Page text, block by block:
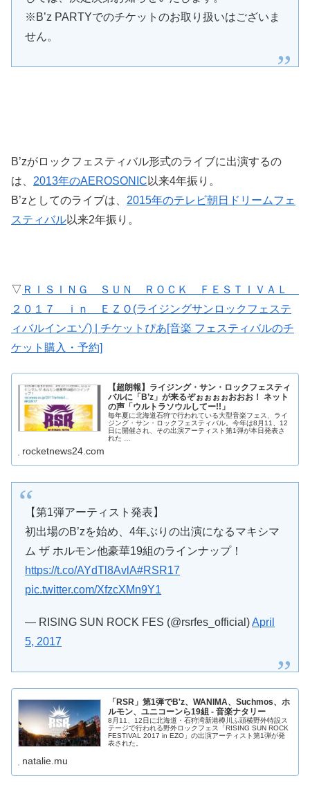
※B’z PARTYでのチケットのお取り扱いはございま
せん。
B’zがロックフェスティバル形式のライブに出演するの
は、 2013年のAEROSONIC 以来4年振り。
B’zとしてのライブは、 2015年のテレビ朝日ドリームフェ
スティバル以来2年振り。
▽ ＲＩＳＩＮＧ ＳＵＮ ＲＯＣＫ ＦＥＳＴＩＶＡＬ
２０１７ ｉｎ ＥＺＯ(ライジングサンロックフェステ
ィバルインエゾ) | チケットぴあ[音楽 フェスティバルのチ
ケット購入・予約]
【超朗報】ライジング・サン・ロックフェスティ
バルに「B’z」が来るぞぉぉぉぉおおお！ ネット
の声「ウルトラソウルしてー!!」
毎年夏に北海道石狩で行われている大型音楽フェス、ライ
ジング・サン・ロックフェスティバル。今年は8月11、12
日に開催され、その出演アーティスト第1弾が本日発表さ
れた …
rocketnews24.com
【第1弾アーティスト発表】
初出場のB’zを始め、4年ぶりの出演になるマキシマ
ム ザ ホルモン他豪華19組のラインナップ！
https://t.co/AYdTl8AvlA#RSR17
pic.twitter.com/XfzcXMn9Y1
— RISING SUN ROCK FES (@rsrfes_official)April
5, 2017
「RSR」第1弾でB'z、WANIMA、Suchmos、ホ
ルモン、ユニコーンら19組 - 音楽ナタリー
8月11、12日に北海道・石狩湾新港樽川ふ頭横野外特設ス
テージで行われる野外ロックフェス「RISING SUN ROCK
FESTIVAL 2017 in EZO」の出演アーティスト第1弾が発
表された。
natalie.mu